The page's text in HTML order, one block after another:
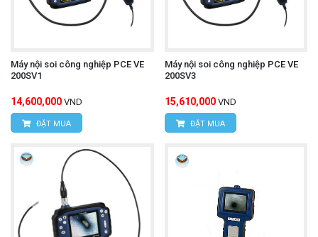
Máy nội soi công nghiệp PCE VE
200SV1
14,600,000 VND
ĐẶT MUA
Máy nội soi công nghiệp PCE VE
200SV3
15,610,000 VND
ĐẶT MUA